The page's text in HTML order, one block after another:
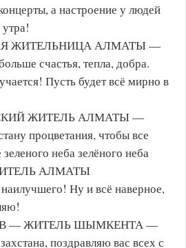
а настроение у людей
ЖИТЕЛЬНИЦА АЛМАТЫ —
счастья, тепла, добра.
Пусть будет всё мирно в
ЖИТЕЛЬ АЛМАТЫ —
процветания, чтобы все
неба зелёного неба
АЛМАТЫ
Ну и всё наверное,
— ЖИТЕЛЬ ШЫМКЕНТА —
поздравляю вас всех с